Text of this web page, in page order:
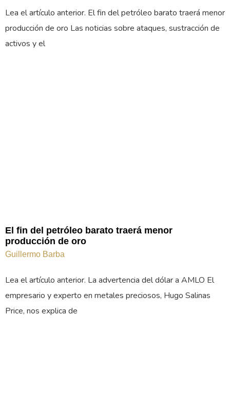
Lea el artículo anterior. El fin del petróleo barato traerá menor
producción de oro Las noticias sobre ataques, sustracción de
activos y el
El fin del petróleo barato traerá menor
producción de oro
Guillermo Barba
Lea el artículo anterior. La advertencia del dólar a AMLO El
empresario y experto en metales preciosos, Hugo Salinas
Price, nos explica de